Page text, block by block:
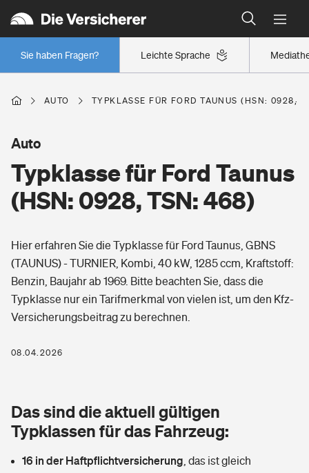
Leichte Sprache
Sie haben Fragen?
Wer versichert was: Jetzt Versicherer finden
Regionalklassen: So ist Ihre Region eingestuft
Wer versichert was: Jetzt Versicherer finden
Berufsunfähigkeitsversicherung
Erwerbsunfähigkeitsversicherung
Grundfähigkeitsversicherung
Arbeitsrechtsschutz
Berufshaftpflichtversicherung
Zur Übersicht
Tools
Wohnen
Elementarversicherung
Glasversicherung
Freizeit
Pri­vate Haft­pflicht­
Kinderunfall­ver­si­che­rung
Gesundheit
Private Krankenversicherung
Dread-Disease-Versicherung
Tierkrankenversicherung
AUTO TYPKLASSE FÜR FORD TAUNUS (HSN: 0928,
Typklasse für Ford Taunus
(HSN: 0928, TSN: 468)
Auto
Hier erfahren Sie die Typklasse für Ford Taunus, GBNS
(TAUNUS) - TURNIER, Kombi, 40 kW, 1285 ccm, Kraftstoff:
Benzin, Baujahr ab 1969. Bitte beachten Sie, dass die
Typklasse nur ein Tarifmerkmal von vielen ist, um den Kfz-
Versicherungsbeitrag zu berechnen.
08.04.2026
Das sind die aktuell gültigen
Typklassen für das Fahrzeug:
16 in der Haftpflichtversicherung das ist gleich